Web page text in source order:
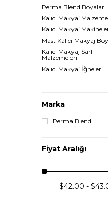
Perma Blend Boyaları
Kalıcı Makyaj
Kalıcı Makyaj
Mast Kalıcı Makyaj
Kalıcı Makyaj Sarf
Malzemeleri
Kalıcı Makyaj İğneleri
Marka
Perma Blend
Fiyat Aralığı
$42.00 -